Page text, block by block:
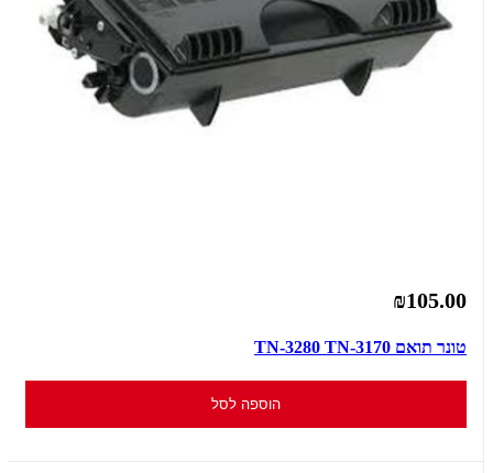
₪105.00
טונר תואם TN-3280 TN-3170
הוספה לסל